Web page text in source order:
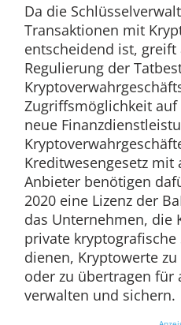
Da die
Transaktionen mit
entscheidend ist, greift
Regulierung der
Zugriffsmöglichkeit auf
neue
Kreditwesengesetz mit
Anbieter benötigen
2020 eine Lizenz der
das Unternehmen, die
private kryptografische
dienen, Kryptowerte
oder zu übertragen für
verwalten und sichern.